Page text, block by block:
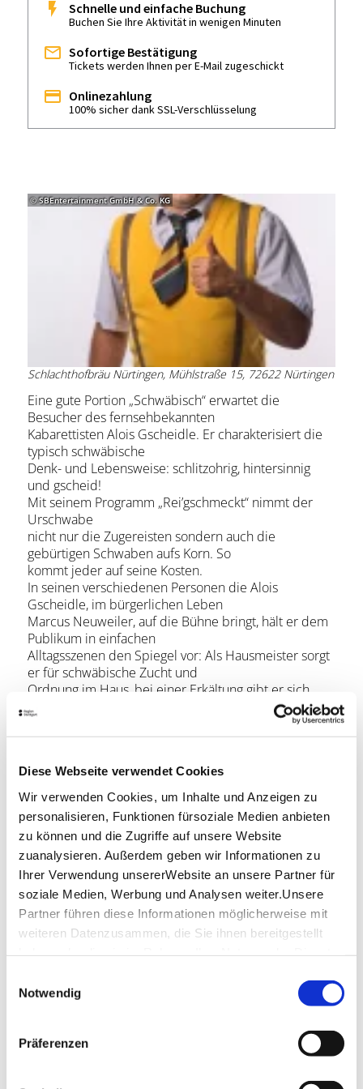
Diese Webseite verwendet Cookies
Wir verwenden Cookies, um Inhalte und Anzeigen zu
personalisieren, Funktionen fürsoziale Medien anbieten
zu können und die Zugriffe auf unsere Website
zuanalysieren. Außerdem geben wir Informationen zu
Ihrer Verwendung unsererWebsite an unsere Partner für
soziale Medien, Werbung und Analysen weiter.Unsere
Partner führen diese Informationen möglicherweise mit
weiteren Datenzusammen, die Sie ihnen bereitgestellt
Impressum
Notwendig
Präferenzen
© SBEntertainment GmbH & Co. KG
Schlachthofbräu Nürtingen, Mühlstraße 15, 72622 Nürtingen
Eine gute Portion „Schwäbisch“ erwartet die
Besucher des fernsehbekannten
Kabarettisten Alois Gscheidle. Er charakterisiert die
typisch schwäbische
Denk- und Lebensweise: schlitzohrig, hintersinnig
und gscheid!
Mit seinem Programm „Rei’gschmeckt“ nimmt der
Urschwabe
nicht nur die Zugereisten sondern auch die
gebürtigen Schwaben aufs Korn. So
kommt jeder auf seine Kosten.
In seinen verschiedenen Personen die Alois
Gscheidle, im bürgerlichen Leben
Marcus Neuweiler, auf die Bühne bringt, hält er dem
Publikum in einfachen
Alltagsszenen den Spiegel vor: Als Hausmeister sorgt
er für schwäbische Zucht und
Ordnung im Haus, bei einer Erkältung gibt er sich
sterbenskrank, als Hausfrau
kümmert er sich um die Müllsortierungsproblematik
und am Ende des Tages geht er
Aus einem scheinbar unerschöpflichen Fundus
schlüpft Gscheidle für jede Rolle
immer wieder in neue Kostüme und wechselt
gleichzeitig in sekundenschnelle
den Charakter.
Alois Gscheidle ist Meister der Spontanität und
Improvisation. Bewusst lässt er
in seinem Programm Platz für Dialoge und kleinere
Nebenrollen ohne jedoch
den roten Faden zu verlieren. Die Bühne ist eigentlich
inszeniert er gern mitten im Publikum.
Lebenseinstellung schneller lernen und
auch der Nichtschwabe, dass ein „Glufamichel“ kein
Schnelle und einfache Buchung
Buchen Sie Ihre Aktivität in wenigen Minuten
Sofortige Bestätigung
Tickets werden Ihnen per E-Mail zugeschickt
Onlinezahlung
100% sicher dank SSL-Verschlüsselung